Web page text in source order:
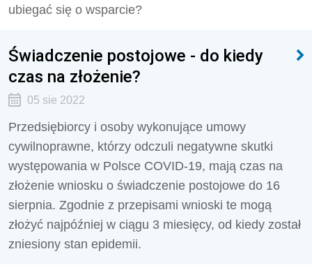
ubiegać się o wsparcie?
Świadczenie postojowe - do kiedy
czas na złożenie?
05 sie 2022
Przedsiębiorcy i osoby wykonujące umowy
cywilnoprawne, którzy odczuli negatywne skutki
występowania w Polsce COVID-19, mają czas na
złożenie wniosku o świadczenie postojowe do 16
sierpnia. Zgodnie z przepisami wnioski te mogą
złożyć najpóźniej w ciągu 3 miesięcy, od kiedy został
zniesiony stan epidemii.